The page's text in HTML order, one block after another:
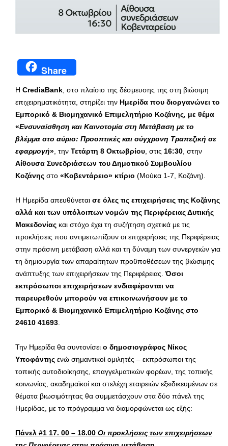
Share
Η CrediaBank , στο πλαίσιο της δέσμευσης της στη βιώσιμη
επιχειρηματικότητα, στηρίζει την Ημερίδα που διοργανώνει το
Εμπορικό & Βιομηχανικό Επιμελητήριο Κοζάνης, με θέμα
«Ενσυναίσθηση και Καινοτομία στη Μετάβαση με το
βλέμμα στο αύριο: Προοπτικές και σύγχρονη Τραπεζική σε
εφαρμογή» , την Τετάρτη 8 Οκτωβρίου , στις 16:30 , στην
Αίθουσα Συνεδριάσεων του Δημοτικού Συμβουλίου
Κοζάνης στο «Κοβεντάρειο» κτίριο (Μούκα 1-7, Κοζάνη).
Η Ημερίδα απευθύνεται σε όλες τις επιχειρήσεις της Κοζάνης
αλλά και των υπόλοιπων νομών της Περιφέρειας Δυτικής
Μακεδονίας και στόχο έχει τη συζήτηση σχετικά με τις
προκλήσεις που αντιμετωπίζουν οι επιχειρήσεις της Περιφέρειας
στην πράσινη μετάβαση αλλά και τη δύναμη των συνεργειών για
τη δημιουργία των απαραίτητων προϋποθέσεων της βιώσιμης
ανάπτυξης των επιχειρήσεων της Περιφέρειας.Όσοι
εκπρόσωποι επιχειρήσεων ενδιαφέρονται να
παρευρεθούν μπορούν να επικοινωνήσουν με το
Εμπορικό & Βιομηχανικό Επιμελητήριο Κοζάνης στο
24610 41693
Την Ημερίδα θα συντονίσει ο δημοσιογράφος Νίκος
Υποφάντης ενώ σημαντικοί ομιλητές – εκπρόσωποι της
τοπικής αυτοδιοίκησης, επαγγελματικών φορέων, της τοπικής
κοινωνίας, ακαδημαϊκοί και στελέχη εταιρειών εξειδικευμένων σε
θέματα βιωσιμότητας θα συμμετάσχουν στα δύο πάνελ της
Ημερίδας, με το πρόγραμμα να διαμορφώνεται ως εξής:
Πάνελ #1 17. 00 – 18.00 Οι προκλήσεις των επιχειρήσεων